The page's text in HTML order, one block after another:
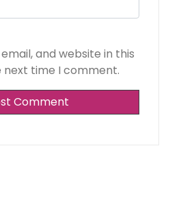
and website in this
time I comment.